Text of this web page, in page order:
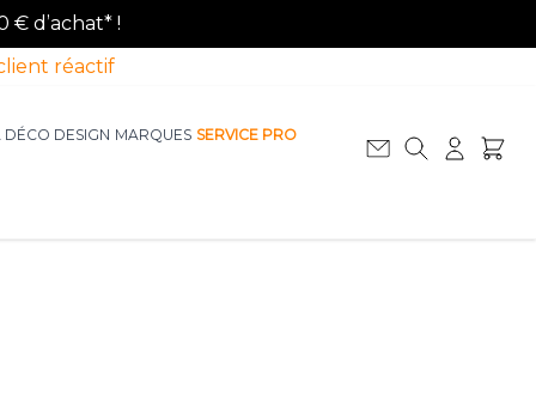
€ d’achat* !
réactif
DÉCO DESIGN MARQUES SERVICE PRO